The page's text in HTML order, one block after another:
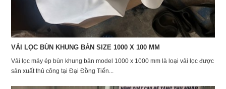
VẢI LỌC BÙN KHUNG BẢN SIZE 1000 X 100 MM
Vải lọc máy ép bùn khung bản model 1000 x 1000 mm là loại vải lọc được
sản xuất thủ công tại Đại Đồng Tiến...